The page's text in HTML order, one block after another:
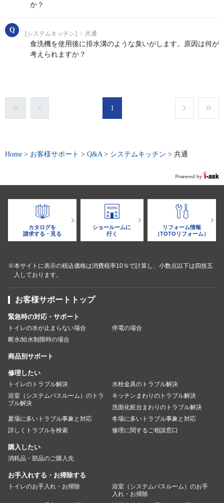
か？
[システムキッチン] 共通
食洗機を使用後に排水溝のような臭いがします。原因は何が
考えられますか？
1
Home > お客様サポート > Q&A> システムキッチン > 共通
カタログを
請求する・見る
ショールームに
行く
リフォーム情報
（TOTOリフォーム）
※本サイトに表示の税込価格は消費税率10％で計算し、小数点以下は四捨五
入しております。
お客様サポートトップ
緊急時の対応・サポート
トイレの水が止まらない場合
停電の場合
断水/給水制限時の場合
商品別サポート
修理したい
トイレのトラブル解決
水栓金具のトラブル解決
浴室（システムバスルーム）のトラ
ブル解決
キッチンまわりのトラブル解決
洗面化粧台まわりのトラブル解決
夏場に多いトラブル事象と対応
冬場に多いトラブル事象と対応
詳しくトラブルを検索
修理に関するご相談窓口
購入したい
消耗品・部品のご購入先
お手入れする・お掃除する
トイレのお手入れ・お掃除
浴室（システムバスルーム）のお手
入れ・お掃除